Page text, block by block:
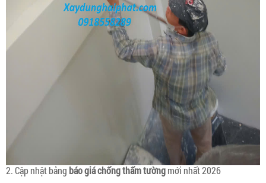
2. Cập nhật bảng báo giá chống thấm tườngmới nhất 2026